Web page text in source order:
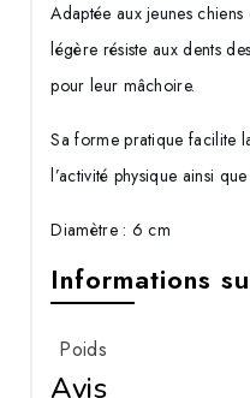
Adaptée aux jeunes
légère résiste aux dents
pour leur mâchoire.
Sa forme pratique facilite
l’activité physique ainsi
Diamètre : 6 cm
Informations
Poids
Avis